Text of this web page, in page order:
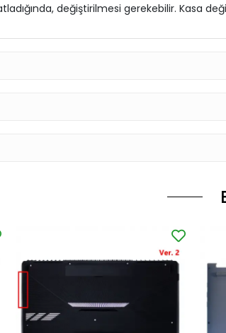
değiştirilmesi gerekebilir. Kasa